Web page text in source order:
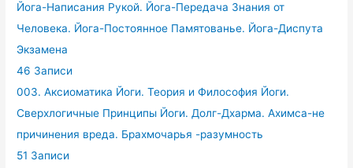
Йога-Написания Рукой. Йога-Передача Знания от
Человека. Йога-Постоянное Памятованье. Йога-Диспута
Экзамена
46 Записи
003. Аксиоматика Йоги. Теория и Философия Йоги.
Сверхлогичные Принципы Йоги. Долг-Дхарма. Ахимса-не
причинения вреда. Брахмочарья -разумность
51 Записи